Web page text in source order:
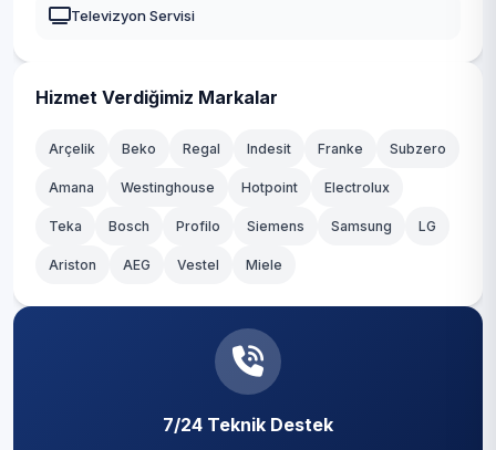
Kağıthane
Kartal
Küçükçekmece
Televizyon Servisi
Hizmet Verdiğimiz Markalar
Arçelik Beko Regal Indesit Franke Subzero
Amana Westinghouse Hotpoint Electrolux
Teka Bosch Profilo Siemens Samsung LG
Ariston AEG Vestel Miele
7/24 Teknik Destek